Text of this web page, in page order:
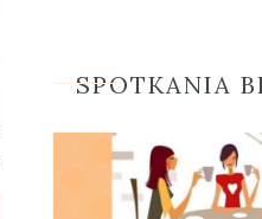
SPOTKANIA